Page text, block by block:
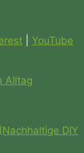
YouTube
Alltag
DIY